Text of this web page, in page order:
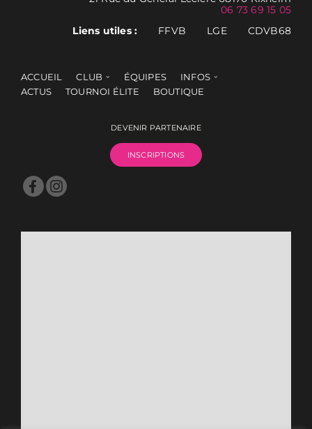
06 73 69 15 05
Liens utiles :
FFVB LGE CDVB68
ACCUEIL CLUB ÉQUIPES
INFOS
ACTUS
TOURNOI ÉLITE BOUTIQUE
DEVENIR PARTENAIRE
INSCRIPTIONS